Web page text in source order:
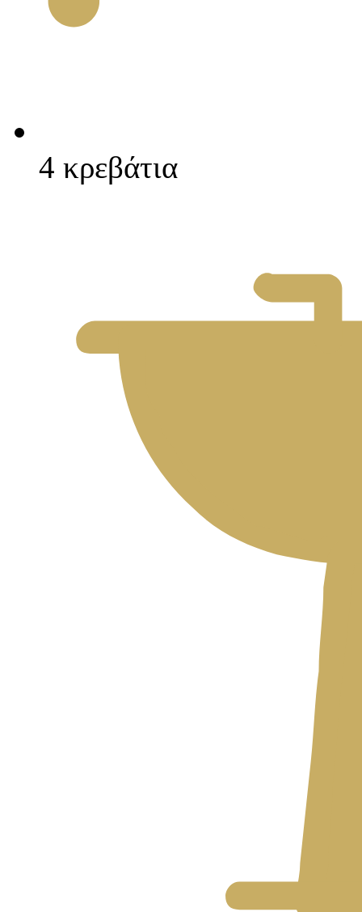
4 κρεβάτια